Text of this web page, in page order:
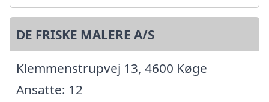
DE FRISKE MALERE A/S
Klemmenstrupvej 13, 4600 Køge
Ansatte: 12